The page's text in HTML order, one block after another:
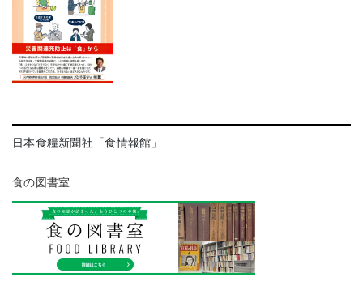
日本食糧新聞社「食情報館」
食の図書室